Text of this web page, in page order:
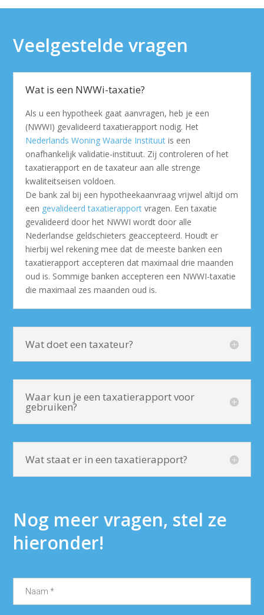
Veelgestelde vragen
Wat is een NWWi-taxatie?
Als u een hypotheek gaat aanvragen, heb je een
(NWWI) gevalideerd taxatierapport nodig. Het
Nederlands Woning Waarde Instituut is een
onafhankelijk validatie-instituut. Zij controleren of het
taxatierapport en de taxateur aan alle strenge
kwaliteitseisen voldoen.
De bank zal bij een hypotheekaanvraag vrijwel altijd om
een gevalideerd taxatierapport vragen. Een taxatie
gevalideerd door het NWWI wordt door alle
Nederlandse geldschieters geaccepteerd. Houdt er
hierbij wel rekening mee dat de meeste banken een
taxatierapport accepteren dat maximaal drie maanden
oud is. Sommige banken accepteren een NWWI-taxatie
die maximaal zes maanden oud is.
Wat doet een taxateur?
Waar kun je een taxatierapport voor
gebruiken?
Wat staat er in een taxatierapport?
Nog meer vragen, stel ze
hieronder!